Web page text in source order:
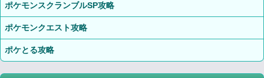
ポケモンスクランブルSP攻略
ポケモンクエスト攻略
ポケとる攻略